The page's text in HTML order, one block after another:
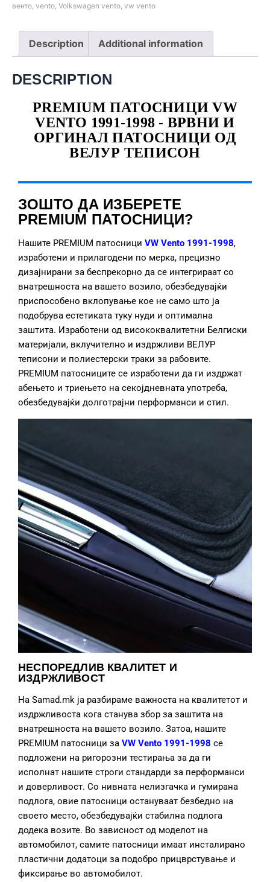
венто vento Volkswagen vento vw vento
Description Additional information
DESCRIPTION
PREMIUM ПАТОСНИЦИ VW
VENTO 1991-1998 - ВРВНИ И
ОРГИНАЛ ПАТОСНИЦИ ОД
ВЕЛУР ТЕПИСОН
ЗОШТО ДА ИЗБЕРЕТЕ
PREMIUM ПАТОСНИЦИ?
Нашите PREMIUM патосници VW Vento 1991-1998,
изработени и прилагодени по мерка, прецизно
дизајнирани за беспрекорно да се интегрираат со
внатрешноста на вашето возило, обезбедувајќи
приспособено вклопување кое не само што ја
подобрува естетиката туку нуди и оптимална
заштита. Изработени од висококвалитетни Белгиски
материјали, вклучително и издржливи ВЕЛУР
теписони и полиестерски траки за рабовите.
PREMIUM патосниците се изработени да ги издржат
абењето и триењето на секојдневната употреба,
обезбедувајќи долготрајни перформанси и стил.
НЕСПОРЕДЛИВ КВАЛИТЕТ И
ИЗДРЖЛИВОСТ
На Samad.mk ја разбираме важноста на квалитетот и
издржливоста кога станува збор за заштита на
внатрешноста на вашето возило. Затоа, нашите
PREMIUM патосници за VW Vento 1991-1998 се
подложени на ригорозни тестирања за да ги
исполнат нашите строги стандарди за перформанси
и доверливост. Со нивната нелизгачка и гумирана
подлога, овие патосници остануваат безбедно на
своето место, обезбедувајќи стабилна подлога
додека возите. Во зависност од моделот на
автомобилот, самите патосници имаат инсталирано
пластични додатоци за подобро прицврстување и
фиксирање во автомобилот.